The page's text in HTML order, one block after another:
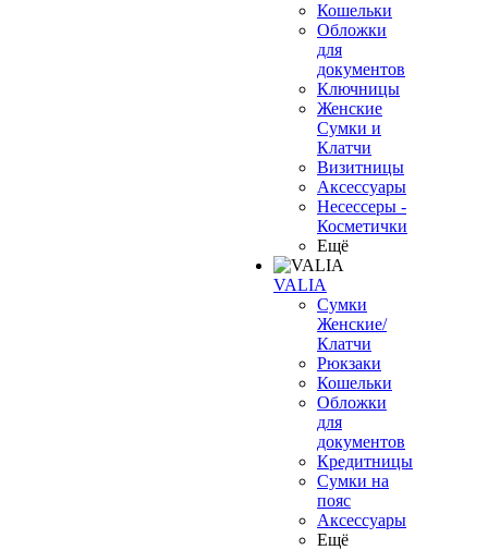
Кошельки
Обложки
для
документов
Ключницы
Женские
Сумки и
Клатчи
Визитницы
Аксессуары
Несессеры -
Косметички
Ещё
VALIA
Сумки
Женские/
Клатчи
Рюкзаки
Кошельки
Обложки
для
документов
Кредитницы
Сумки на
пояс
Аксессуары
Ещё